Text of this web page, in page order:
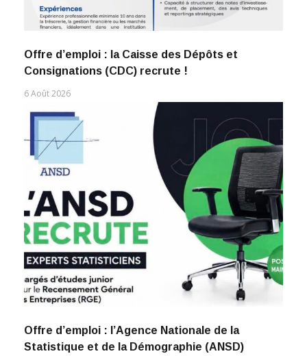
Offre d’emploi : la Caisse des Dépôts et
Consignations (CDC) recrute !
6 Août 2026
Offre d’emploi : l’Agence Nationale de la
Statistique et de la Démographie (ANSD)